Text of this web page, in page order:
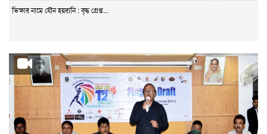
ভিক্ষার নামে যৌন হয়রানি : বৃদ্ধ গ্রেপ্ত...